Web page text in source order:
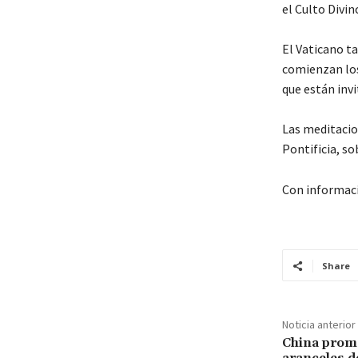
el Culto
El Vaticano
comienzan
que están
Las
Pontificia,
Con
Share
Noticia anterior
China